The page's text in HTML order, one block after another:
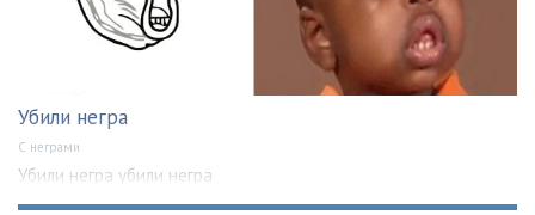
Убили негра
С неграми
Убили негра убили негра